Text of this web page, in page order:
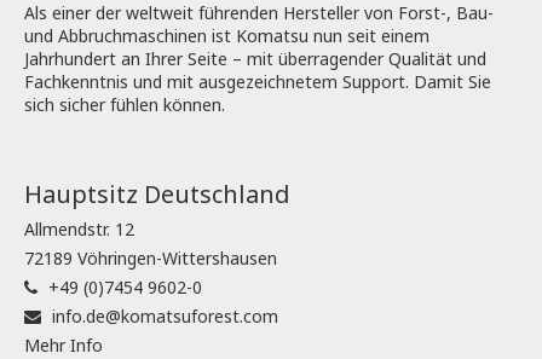
Als einer der weltweit führenden Hersteller von Forst-, Bau-
und Abbruchmaschinen ist Komatsu nun seit einem
Jahrhundert an Ihrer Seite – mit überragender Qualität und
Fachkenntnis und mit ausgezeichnetem Support. Damit Sie
sich sicher fühlen können.
Hauptsitz Deutschland
Allmendstr. 12
72189 Vöhringen-Wittershausen
+49 (0)7454 9602-0
info.de@komatsuforest.com
Mehr Info